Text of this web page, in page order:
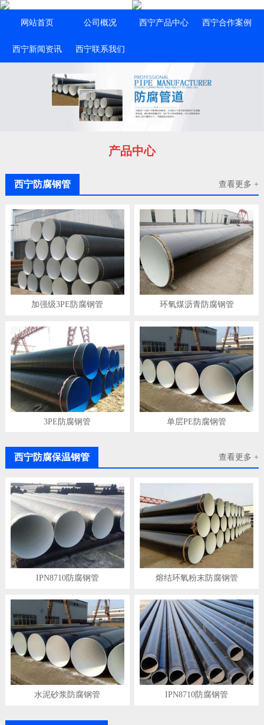
网站首页 公司概况 西宁产品中心 西宁合作案例
西宁新闻资讯 西宁联系我们
产品中心
查看更多 +
西宁防腐钢管
加强级3PE防腐钢管 环氧煤沥青防腐钢管
3PE防腐钢管 单层PE防腐钢管
查看更多 +
西宁防腐保温钢管
IPN8710防腐钢管 熔结环氧粉末防腐钢管
水泥砂浆防腐钢管 IPN8710防腐钢管